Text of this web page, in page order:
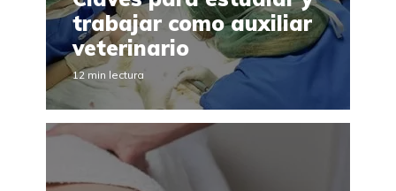
trabajar como auxiliar
veterinario
12 min lectura